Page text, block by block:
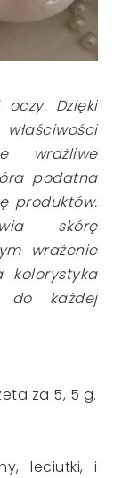
Dzięki
wrażliwe
podatna
produktów.
skórę
wrażenie
kolorystyka
do każdej
za 5, 5 g.
leciutki, i